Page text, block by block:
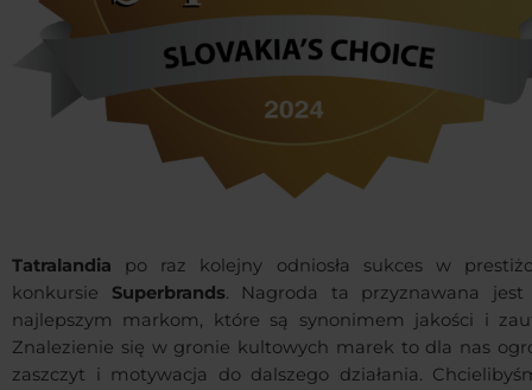
Tatralandia po raz kolejny odniosła sukces w
konkursie Superbrands. Nagroda ta przyznawana jest
najlepszym markom, które są synonimem jakości i
Znalezienie się w gronie kultowych marek to dla nas
zaszczyt i motywacja do dalszego działania.